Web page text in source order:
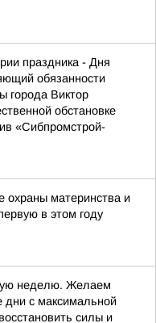
праздника - Дня
обязанности
города Виктор
обстановке
«Сибпромстрой-
охраны материнства и
в этом году
неделю. Желаем
дни с максимальной
силы и